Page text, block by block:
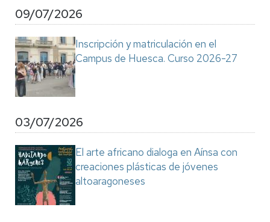
09/07/2026
Inscripción y matriculación en el
Campus de Huesca. Curso 2026-27
03/07/2026
El arte africano dialoga en Aínsa con
creaciones plásticas de jóvenes
altoaragoneses